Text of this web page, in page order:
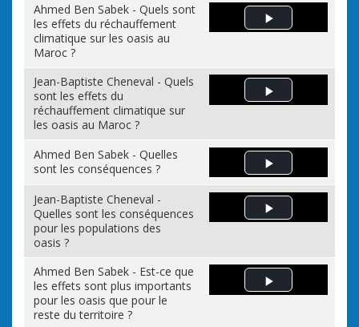
Ahmed Ben Sabek - Quels sont
les effets du réchauffement
climatique sur les oasis au
Maroc ?
Play Video
Jean-Baptiste Cheneval - Quels
sont les effets du
réchauffement climatique sur
les oasis au Maroc ?
Play Video
Ahmed Ben Sabek - Quelles
sont les conséquences ?
Play Video
Jean-Baptiste Cheneval -
Quelles sont les conséquences
pour les populations des
oasis ?
Play Video
Ahmed Ben Sabek - Est-ce que
les effets sont plus importants
pour les oasis que pour le
reste du territoire ?
Play Video